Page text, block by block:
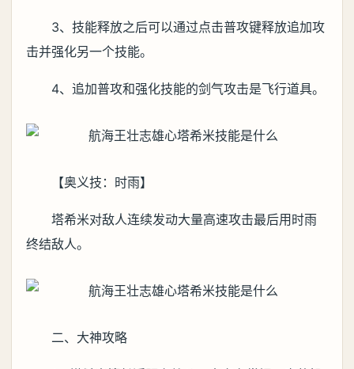
3、技能释放之后可以通过点击普攻键释放追加攻
击并强化另一个技能。
4、追加普攻和强化技能的剑气攻击是飞行道具。
【奥义技：时雨】
塔希米对敌人连续发动大量高速攻击最后用时雨
终结敌人。
二、大神攻略